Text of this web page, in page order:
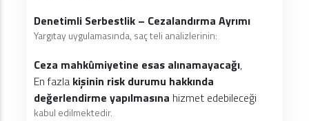
Denetimli Serbestlik – Cezalandırma Ayrımı
Yargıtay uygulamasında, saç teli analizlerinin:
Ceza mahkûmiyetine esas alınamayacağı,
En fazla kişinin risk durumu hakkında
değerlendirme yapılmasına hizmet edebileceği
kabul edilmektedir.